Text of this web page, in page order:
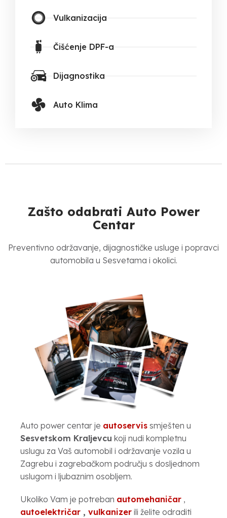
Vulkanizacija
Čišćenje DPF-a
Dijagnostika
Auto Klima
Zašto odabrati Auto Power
Centar
Preventivno održavanje, dijagnostičke usluge i popravci
automobila u Sesvetama i okolici.
Auto power centar je autoservis smješten u
Sesvetskom Kraljevcu koji nudi kompletnu
uslugu za Vaš automobil i održavanje vozila u
Zagrebu i zagrebačkom području s dosljednom
uslugom i ljubaznim osobljem.
Ukoliko Vam je potreban automehaničar ,
autoelektričar , vulkanizer ili želite odraditi